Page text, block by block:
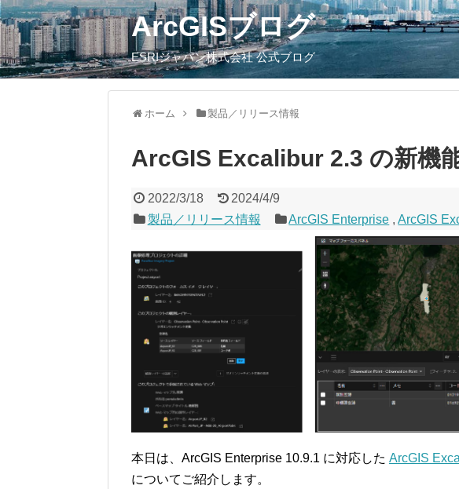
ArcGISブログ
ESRIジャパン株式会社 公式ブログ
ホーム 製品／リリース情報
ArcGIS Excalibur 2.3 の新機
2022/3/18
2024/4/9
製品／リリース情報
ArcGIS Enterprise ,ArcGIS
本日は、ArcGIS Enterprise 10.9.1 に対応した ArcGIS
についてご紹介します。